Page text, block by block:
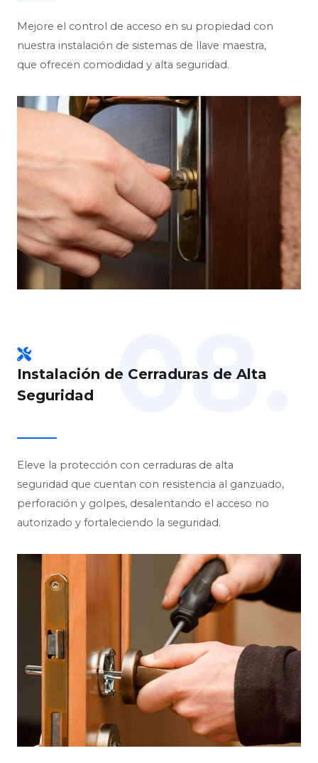
Mejore el control de acceso en su propiedad con
nuestra instalación de sistemas de llave maestra,
que ofrecen comodidad y alta seguridad.
Instalación de Cerraduras de Alta
Seguridad
08.
Eleve la protección con cerraduras de alta
seguridad que cuentan con resistencia al ganzuado,
perforación y golpes, desalentando el acceso no
autorizado y fortaleciendo la seguridad.